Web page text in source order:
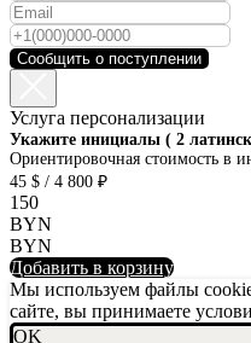
Сообщить о поступлении
Услуга персонализации
Укажите инициалы ( 2
Ориентировочная стоимость в
45 $ / 4 800 ₽
150
BYN
BYN
Добавить в корзину
Мы используем файлы
сайте, вы принимаете
OK